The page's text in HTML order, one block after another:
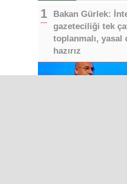
Bakan Gürlek:
gazeteciliği tek
toplanmalı, yasal
hazırız